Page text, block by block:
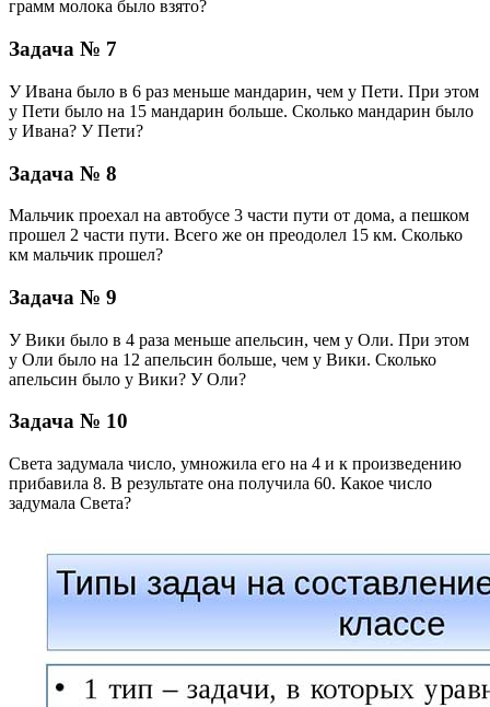
грамм молока было взято?
Задача № 7
У Ивана было в 6 раз меньше мандарин, чем у Пети. При этом
у Пети было на 15 мандарин больше. Сколько мандарин было
у Ивана? У Пети?
Задача № 8
Мальчик проехал на автобусе 3 части пути от дома, а пешком
прошел 2 части пути. Всего же он преодолел 15 км. Сколько
км мальчик прошел?
Задача № 9
У Вики было в 4 раза меньше апельсин, чем у Оли. При этом
у Оли было на 12 апельсин больше, чем у Вики. Сколько
апельсин было у Вики? У Оли?
Задача № 10
Света задумала число, умножила его на 4 и к произведению
прибавила 8. В результате она получила 60. Какое число
задумала Света?